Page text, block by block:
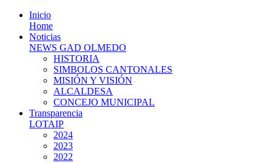
Inicio
Home
Noticias
NEWS GAD OLMEDO
HISTORIA
SIMBOLOS CANTONALES
MISIÓN Y VISIÓN
ALCALDESA
CONCEJO MUNICIPAL
Transparencia
LOTAIP
2024
2023
2022